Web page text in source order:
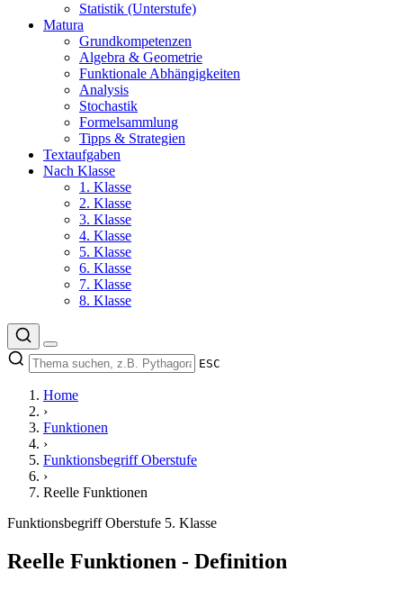
Statistik (Unterstufe)
Matura
Grundkompetenzen
Algebra & Geometrie
Funktionale Abhängigkeiten
Analysis
Stochastik
Formelsammlung
Tipps & Strategien
Textaufgaben
Nach Klasse
1. Klasse
2. Klasse
3. Klasse
4. Klasse
5. Klasse
6. Klasse
7. Klasse
8. Klasse
ESC
Home
›
Funktionen
›
Funktionsbegriff Oberstufe
›
Reelle Funktionen
Funktionsbegriff Oberstufe 5. Klasse
Reelle Funktionen - Definition